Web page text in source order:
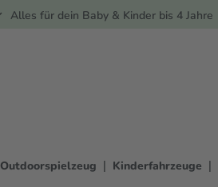
Alles für dein Baby & Kinder bis 4 Jahre
Outdoorspielzeug | Kinderfahrzeuge |